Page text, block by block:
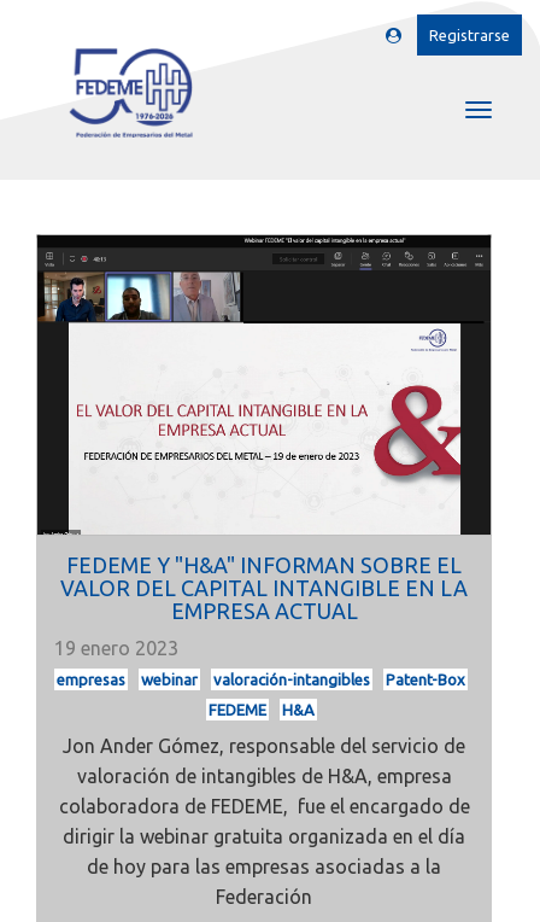
Registrarse
FEDEME Y "H&A" INFORMAN SOBRE EL
VALOR DEL CAPITAL INTANGIBLE EN LA
EMPRESA ACTUAL
19 enero 2023
empresas webinar valoración-intangibles
Patent-Box
FEDEME
H&A
Jon Ander Gómez, responsable del servicio de
valoración de intangibles de H&A, empresa
colaboradora de FEDEME, fue el encargado de
dirigir la webinar gratuita organizada en el día
de hoy para las empresas asociadas a la
Federación